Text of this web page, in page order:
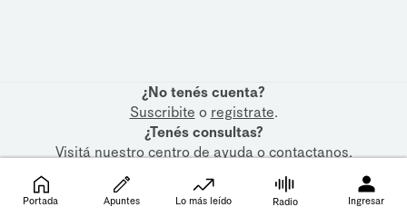
¿No tenés cuenta?
Suscribite o registrate.
¿Tenés consultas?
Visitá nuestrocentro de ayudaocontactanos.
Portada Apuntes Lo más leído Radio Ingresar